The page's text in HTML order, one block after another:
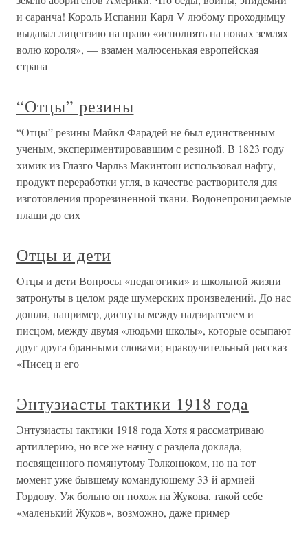
и саранча! Король Испании Карл V любому проходимцу
выдавал лицензию на право «исполнять на новых землях
волю короля», — взамен малюсенькая европейская
страна
“Отцы” резины
“Отцы” резины Майкл Фарадей не был единственным
ученым, экспериментировавшим с резиной. В 1823 году
химик из Глазго Чарльз Макинтош использовал нафту,
продукт переработки угля, в качестве растворителя для
изготовления прорезиненной ткани. Водонепроницаемые
плащи до сих
Отцы и дети
Отцы и дети Вопросы «педагогики» и школьной жизни
затронуты в целом ряде шумерских произведений. До нас
дошли, например, диспуты между надзирателем и
писцом, между двумя «людьми школы», которые осыпают
друг друга бранными словами; нравоучительный рассказ
«Писец и его
Энтузиасты тактики 1918 года
Энтузиасты тактики 1918 года Хотя я рассматриваю
артиллерию, но все же начну с раздела доклада,
посвященного помянутому Толконюком, но на тот
момент уже бывшему командующему 33-й армией
Гордову. Уж больно он похож на Жукова, такой себе
«маленький Жуков», возможно, даже пример